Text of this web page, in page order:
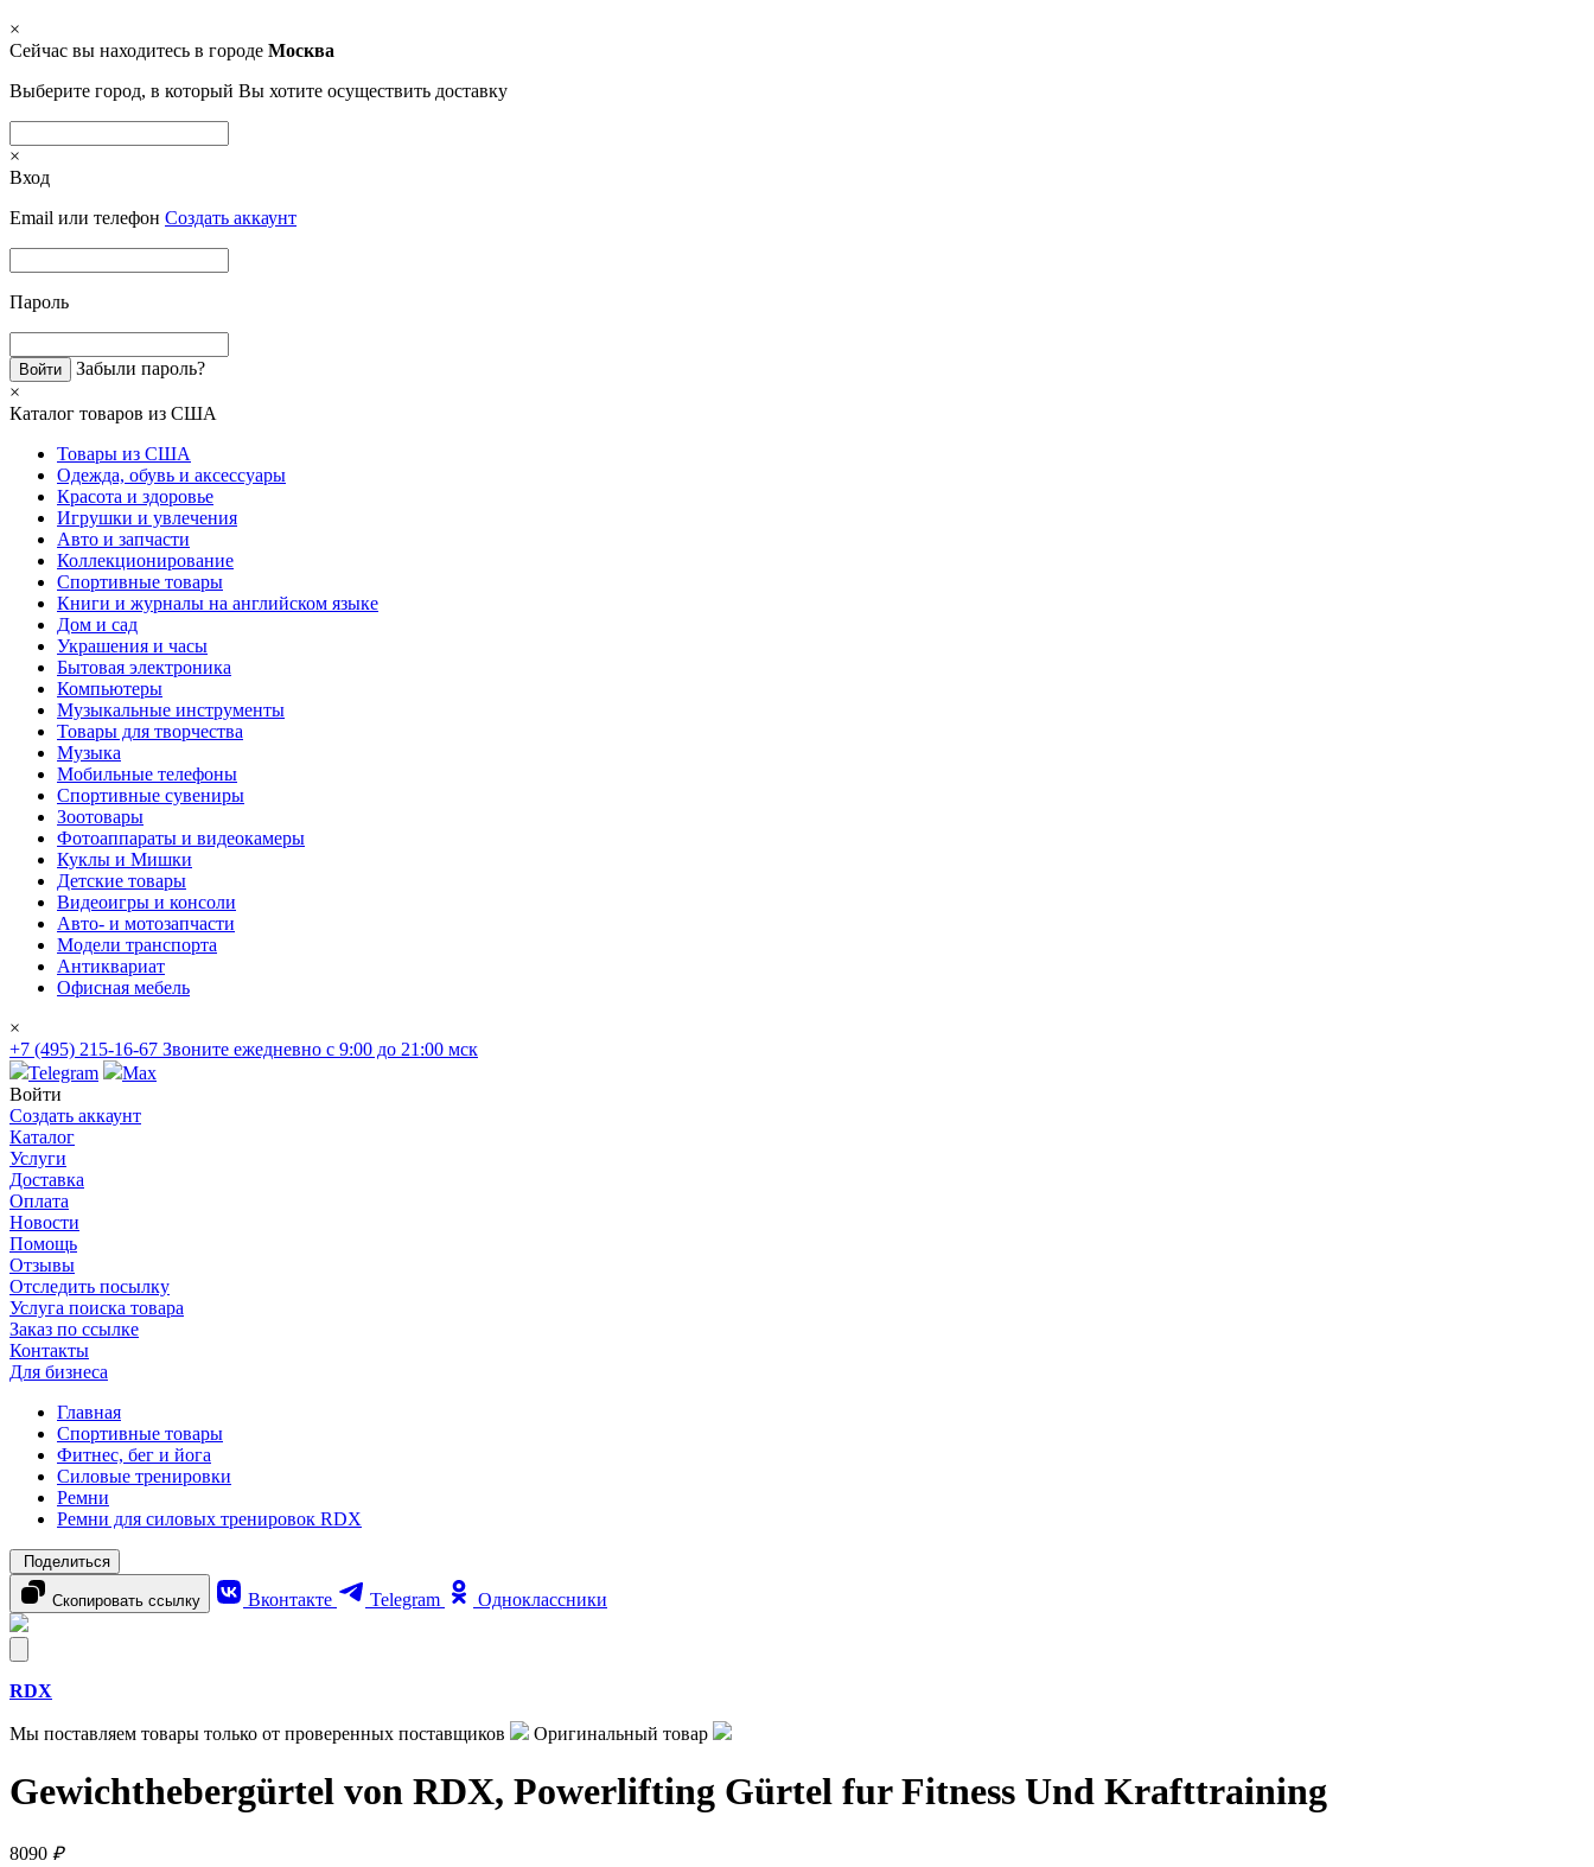
×
Сейчас вы находитесь в городе Москва
Выберите город, в который Вы хотите осуществить доставку
×
Вход
Email или телефон Создать аккаунт
Пароль
Забыли пароль?
×
Каталог товаров из США
Товары из США
Одежда, обувь и аксессуары
Красота и здоровье
Игрушки и увлечения
Авто и запчасти
Коллекционирование
Спортивные товары
Книги и журналы на английском языке
Дом и сад
Украшения и часы
Бытовая электроника
Компьютеры
Музыкальные инструменты
Товары для творчества
Музыка
Мобильные телефоны
Спортивные сувениры
Зоотовары
Фотоаппараты и видеокамеры
Куклы и Мишки
Детские товары
Видеоигры и консоли
Авто- и мотозапчасти
Модели транспорта
Антиквариат
Офисная мебель
×
+7 (495) 215-16-67 Звоните ежедневно с 9:00 до 21:00 мск
Telegram
Max
Войти
Создать аккаунт
Каталог
Услуги
Доставка
Оплата
Новости
Помощь
Отзывы
Отследить посылку
Услуга поиска товара
Заказ по ссылке
Контакты
Для бизнеса
Главная
Спортивные товары
Фитнес, бег и йога
Силовые тренировки
Ремни
Ремни для силовых тренировок RDX
Поделиться
Скопировать ссылку Вконтакте Telegram Одноклассники
RDX
Мы поставляем товары только от проверенных поставщиков Оригинальный товар
Gewichthebergürtel von RDX, Powerlifting Gürtel fur Fitness Und Krafttraining
8090 ₽